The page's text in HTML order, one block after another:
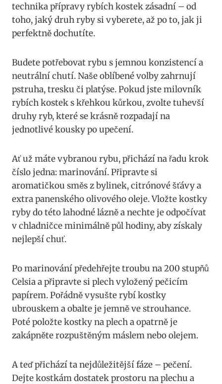
technika přípravy rybích kostek zásadní – od
toho, jaký druh ryby si vyberete, až po to, jak ji
perfektně dochutíte.
Budete potřebovat rybu s jemnou konzistencí a
neutrální chutí. Naše oblíbené volby zahrnují
pstruha, tresku či platýse. Pokud jste milovník
rybích kostek s křehkou kůrkou, zvolte tuhevší
druhy ryb, které se krásně rozpadají na
jednotlivé kousky po upečení.
Ať už máte vybranou rybu, přichází na řadu krok
číslo jedna: marinování. Připravte si
aromatičkou směs z bylinek, citrónové šťávy a
extra panenského olivového oleje. Vložte kostky
ryby do této lahodné lázně a nechte je odpočívat
v chladničce minimálně půl hodiny, aby získaly
nejlepší chuť.
Po marinování předehřejte troubu na 200 stupňů
Celsia a připravte si plech vyložený pečicím
papírem. Pořádně vysušte rybí kostky
ubrouskem a obalte je jemně ve strouhance.
Poté položte kostky na plech a opatrně je
zakápněte rozpuštěným máslem nebo olejem.
A teď přichází ta nejdůležitější fáze – pečení.
Dejte kostkám dostatek prostoru na plechu a